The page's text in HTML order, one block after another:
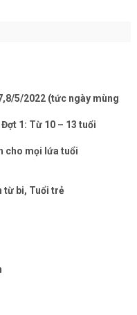
5/2022 (tức ngày mùng
1: Từ 10 – 13 tuổi
cho mọi lứa tuổi
từ bi, Tuổi trẻ